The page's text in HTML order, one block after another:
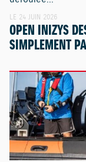
LE 24 JUIN 2026
OPEN INIZYS
SIMPLEMENT